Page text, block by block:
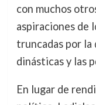
con muchos
aspiraciones de
truncadas por la
dinásticas y las
En lugar de